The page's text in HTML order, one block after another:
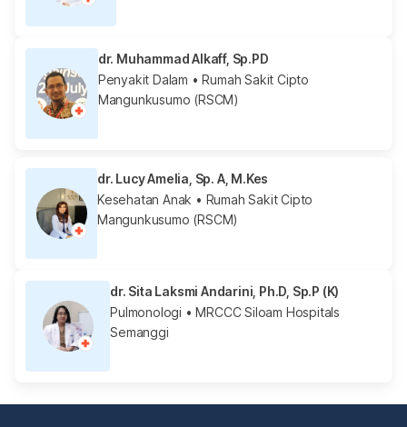
dr. Muhammad Alkaff, Sp.PD
Penyakit Dalam • Rumah Sakit Cipto
Mangunkusumo (RSCM)
dr. Lucy Amelia, Sp. A, M.Kes
Kesehatan Anak • Rumah Sakit Cipto
Mangunkusumo (RSCM)
dr. Sita Laksmi Andarini, Ph.D, Sp.P (K)
Pulmonologi • MRCCC Siloam Hospitals
Semanggi